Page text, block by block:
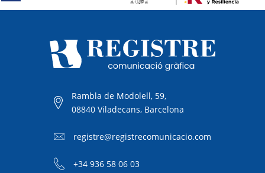
Rambla de Modolell, 59,
08840 Viladecans, Barcelona
registre@registrecomunicacio.com
+34 936 58 06 03